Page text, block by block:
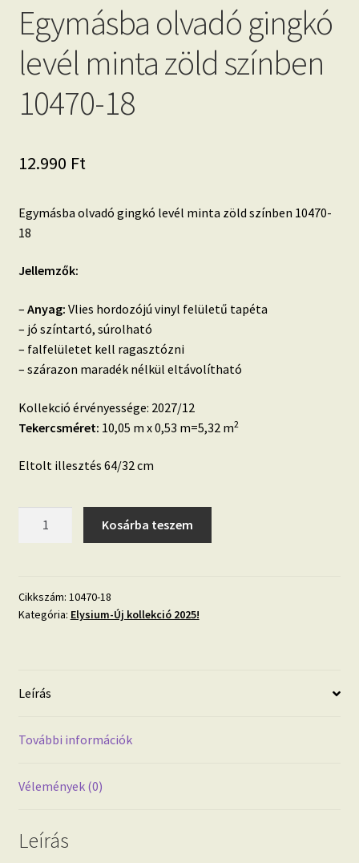
Egymásba olvadó gingkó
levél minta zöld színben
10470-18
12.990 Ft
Egymásba olvadó gingkó levél minta zöld színben 10470-
18
Jellemzők:
– Anyag: Vlies hordozójú vinyl felületű tapéta
– jó színtartó, súrolható
– falfelületet kell ragasztózni
– szárazon maradék nélkül eltávolítható
Kollekció érvényessége: 2027/12
Tekercsméret: 10,05 m x 0,53 m=5,32 m2
Eltolt illesztés 64/32 cm
minta
zöld
mennyiség
Kosárba teszem
Cikkszám: 10470-18
Kategória: Elysium-Új kollekció 2025!
Leírás
További információk
Vélemények (0)
Leírás